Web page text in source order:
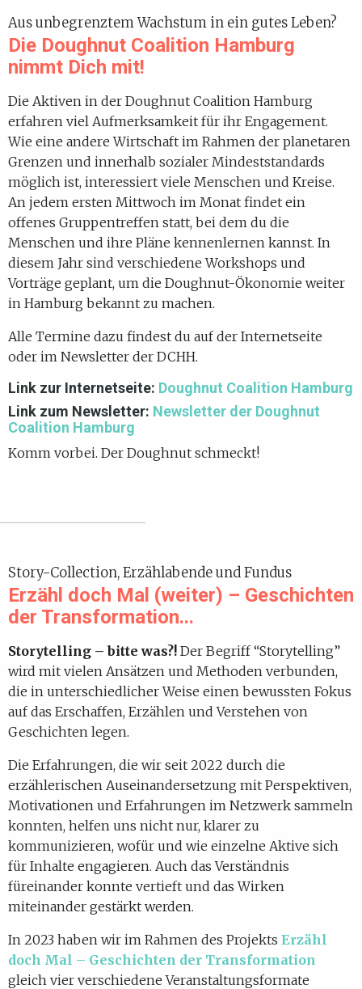
Aus unbegrenztem Wachstum in ein gutes Leben?
Die Doughnut Coalition Hamburg
nimmt Dich mit!
Die Aktiven in der Doughnut Coalition Hamburg
erfahren viel Aufmerksamkeit für ihr Engagement.
Wie eine andere Wirtschaft im Rahmen der planetaren
Grenzen und innerhalb sozialer Mindeststandards
möglich ist, interessiert viele Menschen und Kreise.
An jedem ersten Mittwoch im Monat findet ein
offenes Gruppentreffen statt, bei dem du die
Menschen und ihre Pläne kennenlernen kannst. In
diesem Jahr sind verschiedene Workshops und
Vorträge geplant, um die Doughnut-Ökonomie weiter
in Hamburg bekannt zu machen.
Alle Termine dazu findest du auf der Internetseite
oder im Newsletter der DCHH.
Link zur Internetseite: Doughnut Coalition Hamburg
Link zum Newsletter: Newsletter der Doughnut
Coalition Hamburg
Komm vorbei. Der Doughnut schmeckt!
Story-Collection, Erzählabende und Fundus
Erzähl doch Mal (weiter) – Geschichten
der Transformation...
Storytelling – bitte was?! Der Begriff “Storytelling”
wird mit vielen Ansätzen und Methoden verbunden,
die in unterschiedlicher Weise einen bewussten Fokus
auf das Erschaffen, Erzählen und Verstehen von
Geschichten legen.
Die Erfahrungen, die wir seit 2022 durch die
erzählerischen Auseinandersetzung mit Perspektiven,
Motivationen und Erfahrungen im Netzwerk sammeln
konnten, helfen uns nicht nur, klarer zu
kommunizieren, wofür und wie einzelne Aktive sich
für Inhalte engagieren. Auch das Verständnis
füreinander konnte vertieft und das Wirken
miteinander gestärkt werden.
In 2023 haben wir im Rahmen des Projekts Erzähl
doch Mal – Geschichten der Transformation
gleich vier verschiedene Veranstaltungsformate